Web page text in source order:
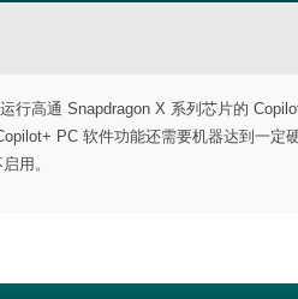
行高通 Snapdragon X 系列芯片的
PC 软件功能还需要机器达到一定
用。